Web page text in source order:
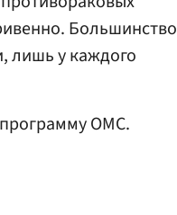
Большинство
лишь у каждого
ОМС.